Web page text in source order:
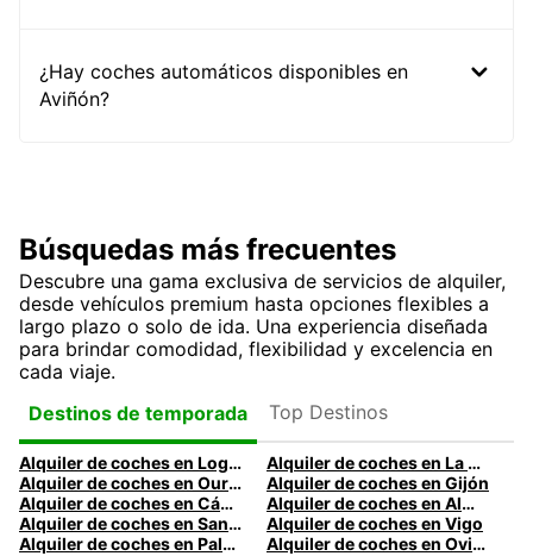
¿Hay coches automáticos disponibles en
Aviñón?
Búsquedas más frecuentes
Descubre una gama exclusiva de servicios de alquiler,
desde vehículos premium hasta opciones flexibles a
largo plazo o solo de ida. Una experiencia diseñada
para brindar comodidad, flexibilidad y excelencia en
cada viaje.
Destinos de temporada
Top Destinos
Alquiler de coches en Logroño
Alquiler de coches en La Coruña
Alquiler de coches en Ourense
Alquiler de coches en Gijón
Alquiler de coches en Cádiz
Alquiler de coches en Almería
Alquiler de coches en Santander
Alquiler de coches en Vigo
Alquiler de coches en Palma
Alquiler de coches en Oviedo